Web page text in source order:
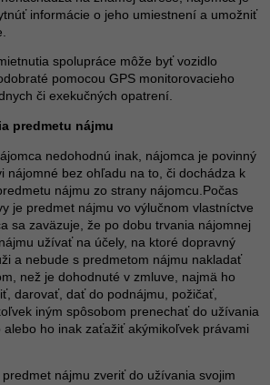
informácie o jeho umiestnení a umožniť
spolupráce môže byť vozidlo
pomocou GPS monitorovacieho
či exekučných opatrení.
predmetu nájmu
nedohodnú inak, nájomca je povinný
nájomné bez ohľadu na to, či dochádza k
nájmu zo strany nájomcu.Počas
je predmet nájmu vo výlučnom vlastníctve
sa zaväzuje, že po dobu trvania nájomnej
užívať na účely, na ktoré dopravný
a nebude s predmetom nájmu nakladať
než je dohodnuté v zmluve, najmä ho
darovať, dať do podnájmu, požičať,
iným spôsobom prenechať do užívania
ho inak zaťažiť akýmikoľvek právami
nájmu zveriť do užívania svojim